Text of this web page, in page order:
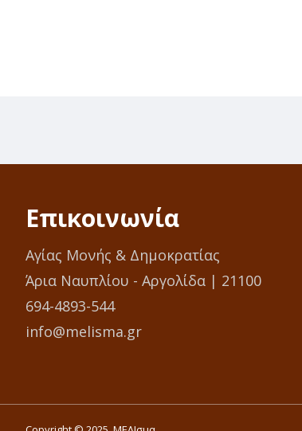
Επικοινωνία
Αγίας Μονής & Δημοκρατίας
Άρια Ναυπλίου - Αργολίδα | 21100
694-4893-544
info@melisma.gr